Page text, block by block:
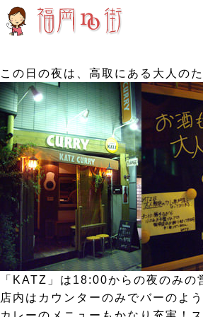
この日の夜は、高取にある大人の
「KATZ」は18:00からの夜のみ
店内はカウンターのみでバーのよ